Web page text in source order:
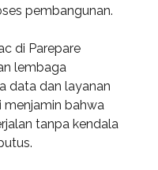
pembangunan.
di Parepare
lembaga
data dan layanan
menjamin bahwa
tanpa kendala